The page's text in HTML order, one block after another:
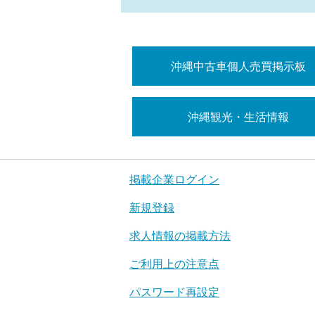
沖縄中古車個人売買掲示板
沖縄観光・生活情報
掲載企業ログイン
新規登録
求人情報の掲載方法
ご利用上の注意点
パスワード再設定